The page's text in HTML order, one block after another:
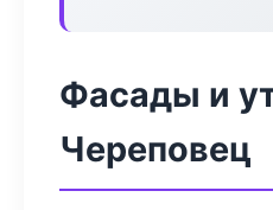
Фасады и
Череповец